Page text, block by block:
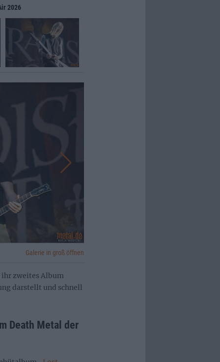
2026
Galerie in groß öffnen
ihr zweites Album
darstellt und schnell
Death Metal der